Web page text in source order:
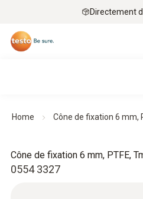
Directement
Home Cône de fixation 6 mm,
0554 3327
Cône de fixation 6 mm, PTFE,